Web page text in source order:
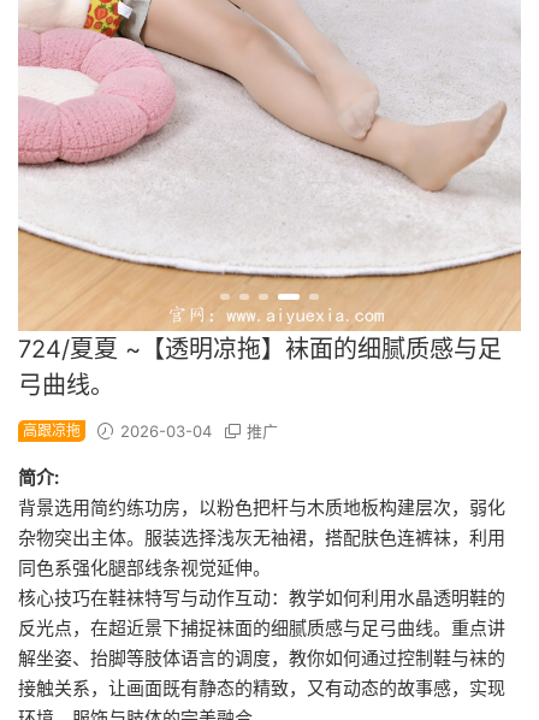
724/夏夏 ~【透明凉拖】袜面的细腻质感与足
弓曲线。
高跟凉拖 2026-03-04 推广
简介:
背景选用简约练功房，以粉色把杆与木质地板构建层次，弱化
杂物突出主体。服装选择浅灰无袖裙，搭配肤色连裤袜，利用
同色系强化腿部线条视觉延伸。
核心技巧在鞋袜特写与动作互动：教学如何利用水晶透明鞋的
反光点，在超近景下捕捉袜面的细腻质感与足弓曲线。重点讲
解坐姿、抬脚等肢体语言的调度，教你如何通过控制鞋与袜的
接触关系，让画面既有静态的精致，又有动态的故事感，实现